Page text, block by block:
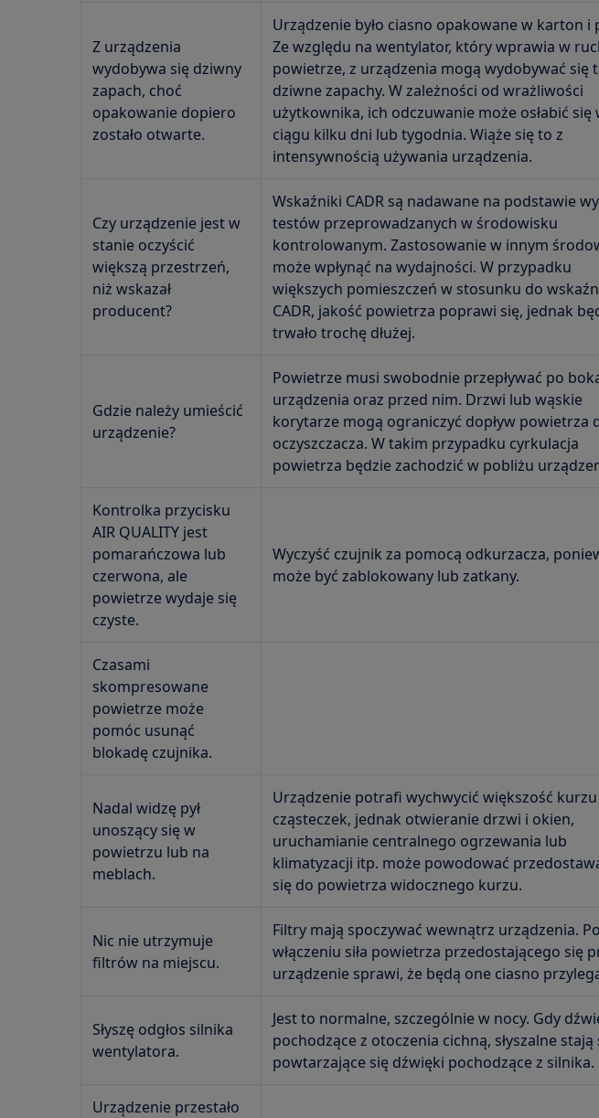
Z urządzenia
wydobywa się dziwny
zapach, choć
opakowanie dopiero
zostało otwarte.
Urządzenie było ciasno opakowane w karton i
Ze względu na wentylator, który wprawia w
powietrze, z urządzenia mogą wydobywać się
dziwne zapachy. W zależności od wrażliwości
użytkownika, ich odczuwanie może osłabić się
ciągu kilku dni lub tygodnia. Wiąże się to z
intensywnością używania urządzenia.
Czy urządzenie jest w
stanie oczyścić
większą przestrzeń,
niż wskazał
producent?
Wskaźniki CADR są nadawane na podstawie
testów przeprowadzanych w środowisku
kontrolowanym. Zastosowanie w innym
może wpłynąć na wydajności. W przypadku
większych pomieszczeń w stosunku do
CADR, jakość powietrza poprawi się, jednak
trwało trochę dłużej.
Gdzie należy umieścić
urządzenie?
Powietrze musi swobodnie przepływać po
urządzenia oraz przed nim. Drzwi lub wąskie
korytarze mogą ograniczyć dopływ powietrza
oczyszczacza. W takim przypadku cyrkulacja
powietrza będzie zachodzić w pobliżu
Kontrolka przycisku
AIR QUALITY jest
pomarańczowa lub
czerwona, ale
powietrze wydaje się
czyste.
Wyczyść czujnik za pomocą odkurzacza,
może być zablokowany lub zatkany.
Czasami
skompresowane
powietrze może
pomóc usunąć
blokadę czujnika.
Nadal widzę pył
unoszący się w
powietrzu lub na
meblach.
Urządzenie potrafi wychwycić większość
cząsteczek, jednak otwieranie drzwi i okien,
uruchamianie centralnego ogrzewania lub
klimatyzacji itp. może powodować
się do powietrza widocznego kurzu.
Nic nie utrzymuje
filtrów na miejscu.
Filtry mają spoczywać wewnątrz urządzenia.
włączeniu siła powietrza przedostającego się
urządzenie sprawi, że będą one ciasno
Słyszę odgłos silnika
wentylatora.
Jest to normalne, szczególnie w nocy. Gdy
pochodzące z otoczenia cichną, słyszalne stają
powtarzające się dźwięki pochodzące z silnika.
Urządzenie przestało